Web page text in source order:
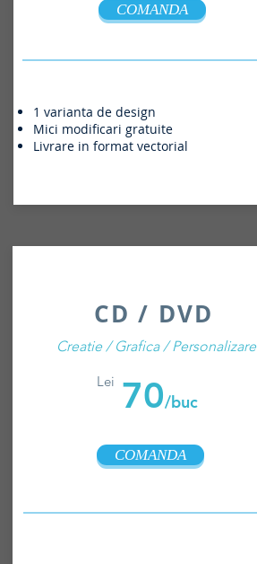
COMANDA
1 varianta de design
Mici modificari gratuite
Livrare in format vectorial
CD / DVD
Creatie / Grafica / Personalizare
Lei 70/buc
COMANDA